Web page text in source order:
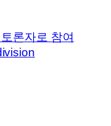
론자로 참여